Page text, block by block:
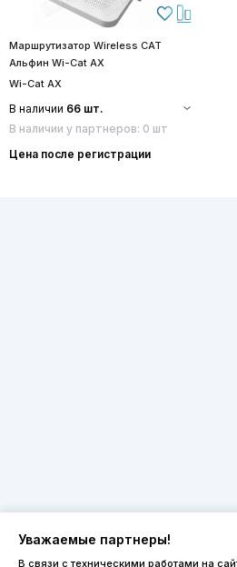
Маршрутизатор Wireless CAT
Альфин Wi-Cat AX
Wi-Cat AX
В наличии 66 шт.
В наличии у партнеров: 0 шт
Цена после регистрации
Уважаемые партнеры!
В связи с техническими работами на